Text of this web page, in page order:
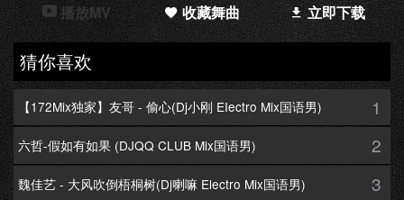
播放MV 收藏舞曲 立即下载
猜你喜欢
【172Mix独家】友哥 - 偷心(Dj小刚 EIectro Mix国语男) 1
六哲-假如有如果 (DJQQ CLUB Mix国语男) 2
魏佳艺 - 大风吹倒梧桐树(Dj喇嘛 Electro Mix国语男) 3